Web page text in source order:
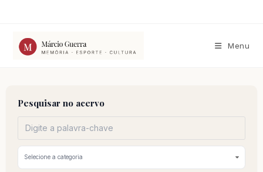
conteúdo
Menu
Pesquisar no acervo